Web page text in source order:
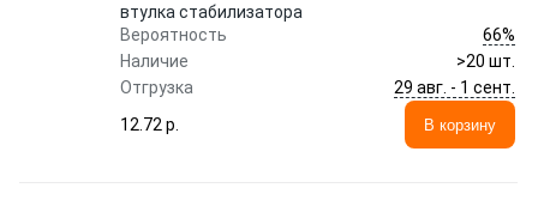
втyлка стабилизатора
Вероятность
66%
Наличие
>20 шт.
Отгрузка
29 авг. - 1 сент.
12.72 p.
В корзину